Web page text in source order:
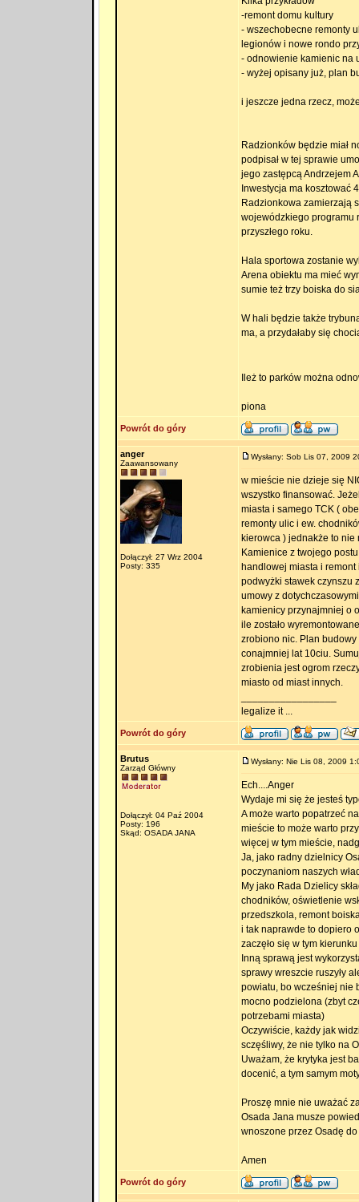
-remont domu kultury
- wszechobecne remonty
legionów i nowe rondo
- odnowienie kamienic na
- wyżej opisany już, plan
i jeszcze jedna rzecz,
Radzionków będzie miał
podpisał w tej sprawie
jego zastępcą Andrzejem
Inwestycja ma kosztować
Radzionkowa zamierzają
wojewódzkiego programu
przyszłego roku.
Hala sportowa zostanie
Arena obiektu ma mieć
sumie też trzy boiska do
W hali będzie także
ma, a przydałaby się
Ileż to parków można
piona
Powrót do góry
anger
Zaawansowany
Dołączył: 27 Wrz 2004
Posty: 335
Wysłany: Sob Lis 07, 2009
w mieście nie dzieje się
wszystko finansować.
miasta i samego TCK (
remonty ulic i ew.
kierowca ) jednakże to nie
Kamienice z twojego
handlowej miasta i
podwyżki stawek czynszu
umowy z
kamienicy przynajmniej o
ile zostało
zrobiono nic. Plan
conajmniej lat 10ciu.
zrobienia jest ogrom
miasto od miast innych.
legalize it ...
Powrót do góry
Brutus
Zarząd Główny
Dołączył: 04 Paź 2004
Posty: 196
Skąd: OSADA JANA
Wysłany: Nie Lis 08, 2009
Ech....Anger
Wydaje mi się że jesteś
A może warto popatrzeć
mieście to może warto
więcej w tym mieście,
Ja, jako radny dzielnicy
poczynaniom naszych
My jako Rada Dzielicy
chodników, oświetlenie
przedszkola, remont
i tak naprawde to dopiero
zaczęło się w tym
Inną sprawą jest
sprawy wreszcie ruszyły
powiatu, bo wcześniej nie
mocno podzielona (zbyt
potrzebami miasta)
Oczywiście, każdy jak
sczęśliwy, że nie tylko na
Uważam, że krytyka jest
docenić, a tym samym
Proszę mnie nie uważać
Osada Jana musze
wnoszone przez Osadę
Amen
Powrót do góry